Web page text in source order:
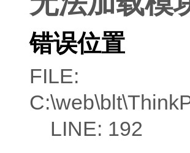
错误位置
FILE:
LINE: 192